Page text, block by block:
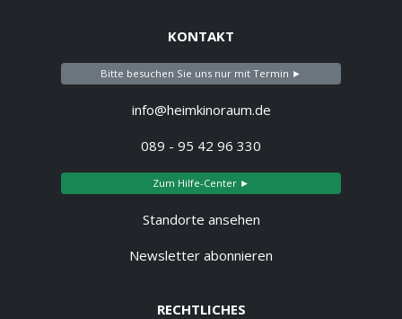
KONTAKT
Bitte besuchen Sie uns nur mit Termin ►
info@heimkinoraum.de
089 - 95 42 96 330
Zum Hilfe-Center ►
Standorte ansehen
Newsletter abonnieren
RECHTLICHES